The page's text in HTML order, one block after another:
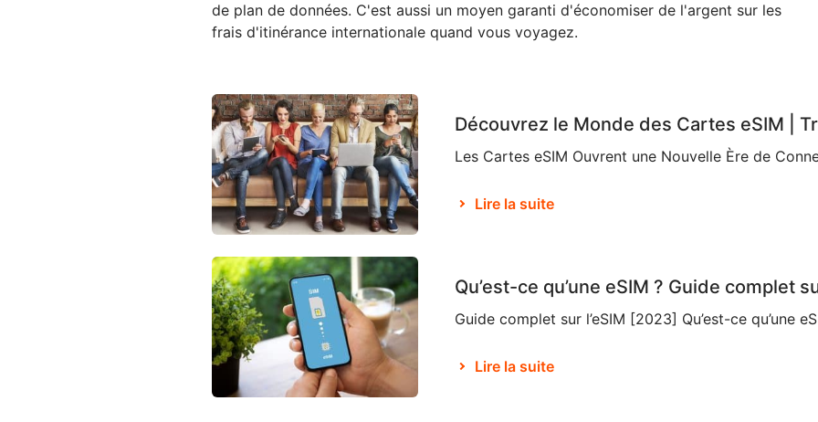
de plan de données. C'est aussi un moyen garanti d'économiser de l'argent sur les
frais d'itinérance internationale quand vous voyagez.
Découvrez le Monde des Cartes eSIM |
Lire la suite
Qu’est-ce qu’une eSIM ? Guide complet
Lire la suite